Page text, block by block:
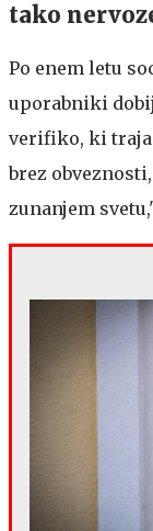
tako
Po enem letu
uporabniki
verifiko, ki traja
brez
zunanjem